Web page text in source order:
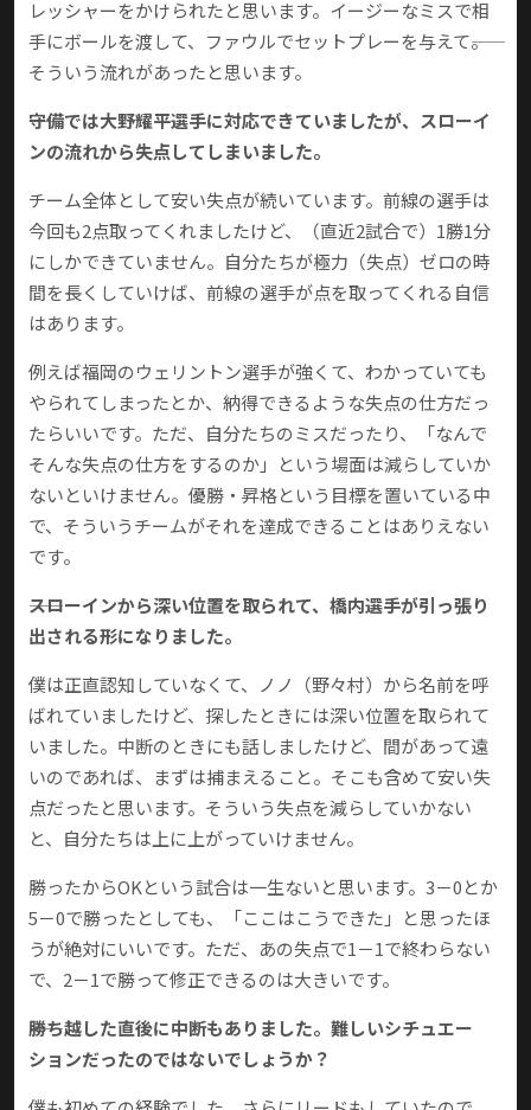
レッシャーをかけられたと思います。イージーなミスで相
手にボールを渡して、ファウルでセットプレーを与えて――。
そういう流れがあったと思います。
――守備では大野耀平選手に対応できていましたが、スローイ
ンの流れから失点してしまいました。
チーム全体として安い失点が続いています。前線の選手は
今回も2点取ってくれましたけど、（直近2試合で）1勝1分
にしかできていません。自分たちが極力（失点）ゼロの時
間を長くしていけば、前線の選手が点を取ってくれる自信
はあります。
例えば福岡のウェリントン選手が強くて、わかっていても
やられてしまったとか、納得できるような失点の仕方だっ
たらいいです。ただ、自分たちのミスだったり、「なんで
そんな失点の仕方をするのか」という場面は減らしていか
ないといけません。優勝・昇格という目標を置いている中
で、そういうチームがそれを達成できることはありえない
です。
――スローインから深い位置を取られて、橋内選手が引っ張り
出される形になりました。
僕は正直認知していなくて、ノノ（野々村）から名前を呼
ばれていましたけど、探したときには深い位置を取られて
いました。中断のときにも話しましたけど、間があって遠
いのであれば、まずは捕まえること。そこも含めて安い失
点だったと思います。そういう失点を減らしていかない
と、自分たちは上に上がっていけません。
勝ったからOKという試合は一生ないと思います。3－0とか
5－0で勝ったとしても、「ここはこうできた」と思ったほ
うが絶対にいいです。ただ、あの失点で1－1で終わらない
で、2－1で勝って修正できるのは大きいです。
――勝ち越した直後に中断もありました。難しいシチュエー
ションだったのではないでしょうか？